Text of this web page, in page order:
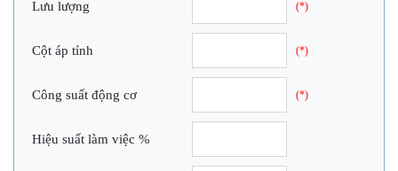
Lưu lượng (*)
Cột áp tỉnh (*)
Công suất động cơ (*)
Hiệu suất làm việc %